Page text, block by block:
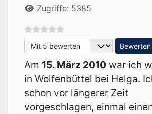
Zugriffe: 5385
Bitte bewerten
Am 15. März 2010 war ich
in Wolfenbüttel bei Helga.
schon vor längerer Zeit
vorgeschlagen, einmal einen